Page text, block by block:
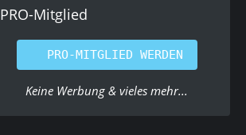
PRO-Mitglied
PRO-MITGLIED WERDEN
Keine Werbung & vieles mehr...